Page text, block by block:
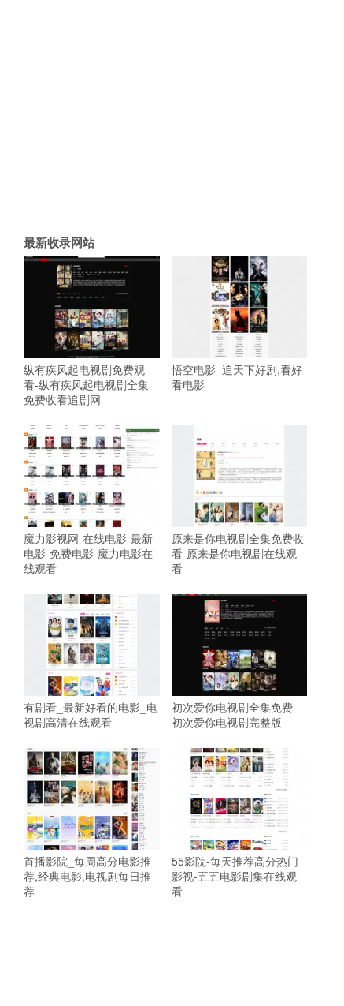
最新收录网站
纵有疾风起电视剧免费观
看-纵有疾风起电视剧全集
免费收看追剧网
悟空电影_追天下好剧,看好
看电影
魔力影视网-在线电影-最新
电影-免费电影-魔力电影在
线观看
原来是你电视剧全集免费收
看-原来是你电视剧在线观
看
有剧看_最新好看的电影_电
视剧高清在线观看
初次爱你电视剧全集免费-
初次爱你电视剧完整版
首播影院_每周高分电影推
荐,经典电影,电视剧每日推
荐
55影院-每天推荐高分热门
影视-五五电影剧集在线观
看